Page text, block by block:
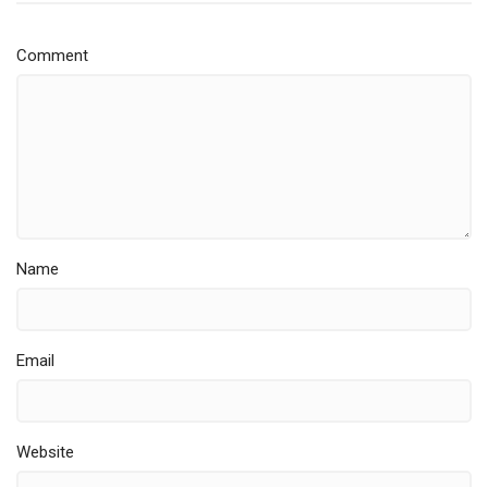
Comment
Name
Email
Website